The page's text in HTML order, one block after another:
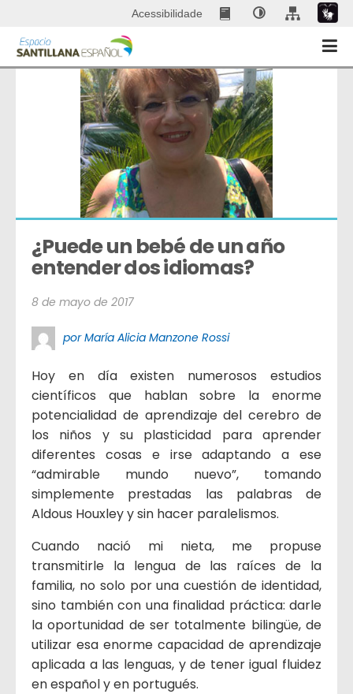
Acessibilidade
¿Puede un bebé de un año
entender dos idiomas?
8 de mayo de 2017
por María Alicia Manzone Rossi
Hoy en día existen numerosos estudios
científicos que hablan sobre la enorme
potencialidad de aprendizaje del cerebro de
los niños y su plasticidad para aprender
diferentes cosas e irse adaptando a ese
“admirable mundo nuevo”, tomando
simplemente prestadas las palabras de
Aldous Houxley y sin hacer paralelismos.
Cuando nació mi nieta, me propuse
transmitirle la lengua de las raíces de la
familia, no solo por una cuestión de identidad,
sino también con una finalidad práctica: darle
la oportunidad de ser totalmente bilingüe, de
utilizar esa enorme capacidad de aprendizaje
aplicada a las lenguas, y de tener igual fluidez
en español y en portugués.